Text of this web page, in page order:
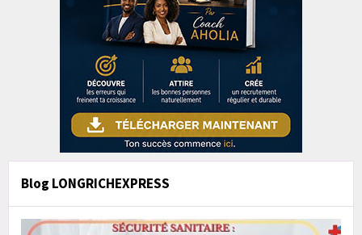
Blog LONGRICHEXPRESS